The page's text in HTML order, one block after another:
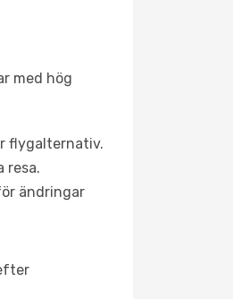
med hög
flygalternativ.
resa.
ändringar